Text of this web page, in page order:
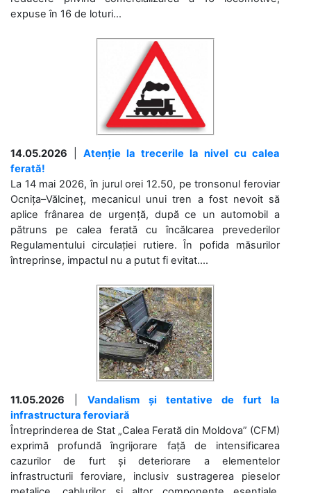
expuse în 16 de loturi...
14.05.2026
Atenție la trecerile la nivel cu calea
ferată!
La 14 mai 2026, în jurul orei 12.50, pe tronsonul feroviar
Ocnița–Vălcineț, mecanicul unui tren a fost nevoit să
aplice frânarea de urgență, după ce un automobil a
pătruns pe calea ferată cu încălcarea prevederilor
Regulamentului circulației rutiere. În pofida măsurilor
întreprinse, impactul nu a putut fi evitat....
11.05.2026
Vandalism și tentative de furt la
infrastructura feroviară
Întreprinderea de Stat „Calea Ferată din Moldova” (CFM)
exprimă profundă îngrijorare față de intensificarea
cazurilor de furt și deteriorare a elementelor
infrastructurii feroviare, inclusiv sustragerea pieselor